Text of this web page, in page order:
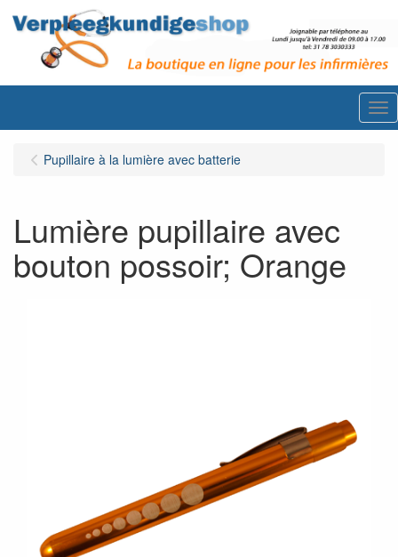
Pupillaire à la lumière avec batterie
Lumière pupillaire avec
bouton possoir; Orange